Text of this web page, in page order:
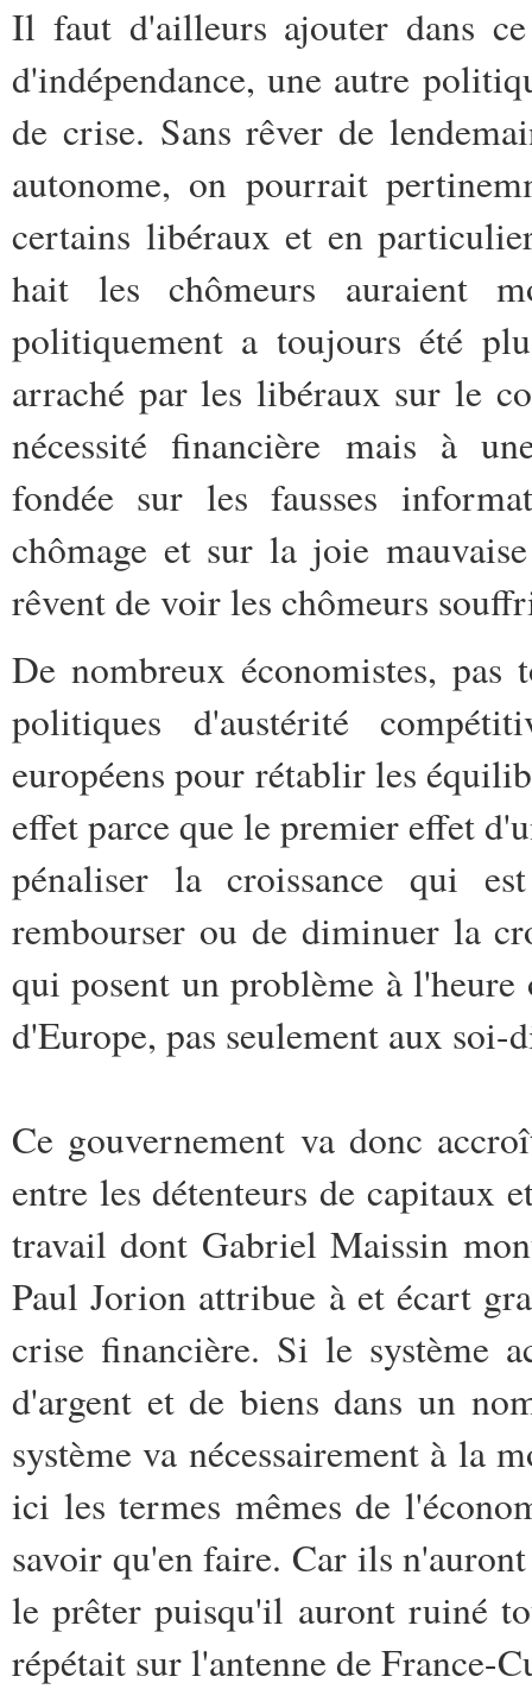
Il faut d'ailleurs ajouter dans
d'indépendance, une autre
de crise. Sans rêver de
autonome, on pourrait
certains libéraux et en
hait les chômeurs auraient
politiquement a toujours été
arraché par les libéraux sur le
nécessité financière mais à
fondée sur les fausses
chômage et sur la joie
rêvent de voir les chômeurs
De nombreux économistes, pas
politiques d'austérité
européens pour rétablir les
effet parce que le premier effet
pénaliser la croissance qui
rembourser ou de diminuer la
qui posent un problème à l'heure
d'Europe, pas seulement aux soi-
Ce gouvernement va donc
entre les détenteurs de capitaux
travail dont Gabriel Maissin
Paul Jorion attribue à et écart
crise financière. Si le système
d'argent et de biens dans un
système va nécessairement à la
ici les termes mêmes de
savoir qu'en faire. Car ils
le prêter puisqu'il auront ruiné
répétait sur l'antenne de France-